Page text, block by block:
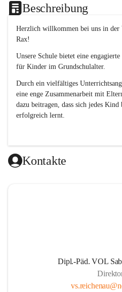
Beschreibung
Herzlich willkommen bei uns in der
Rax!
Unsere Schule bietet eine
für Kinder im Grundschulalter.
Durch ein vielfältiges
eine enge Zusammenarbeit mit
dazu beitragen, dass sich jedes
erfolgreich lernt.
Kontakte
Dipl.-Päd. VOL